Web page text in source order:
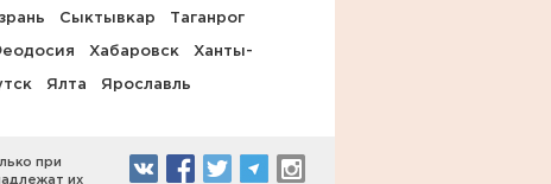
Сыктывкар Таганрог
Хабаровск Ханты-
Ялта Ярославль
при
их